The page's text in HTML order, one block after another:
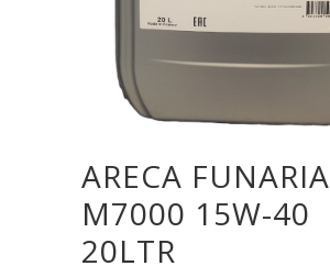
ARECA FUNARIA
M7000 15W-40
20LTR